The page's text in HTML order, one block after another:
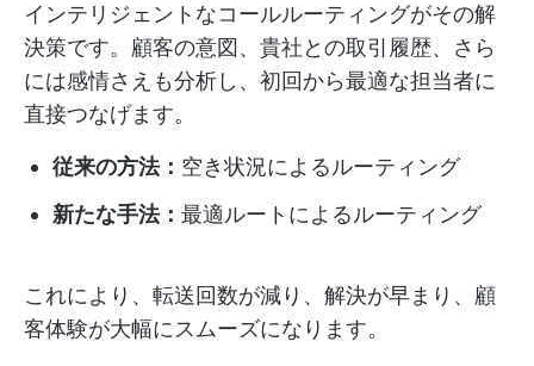
インテリジェントなコールルーティングがその解
決策です。顧客の意図、貴社との取引履歴、さら
には感情さえも分析し、初回から最適な担当者に
直接つなげます。
従来の方法： 空き状況によるルーティング
新たな手法： 最適ルートによるルーティング
これにより、転送回数が減り、解決が早まり、顧
客体験が大幅にスムーズになります。